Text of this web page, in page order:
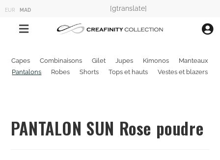
EUR MAD [gtranslate]
Capes Combinaisons Gilet Jupes Kimonos
Manteaux
Pantalons
Robes Shorts Tops et hauts Vestes et blazers
PANTALON SUN Rose poudre